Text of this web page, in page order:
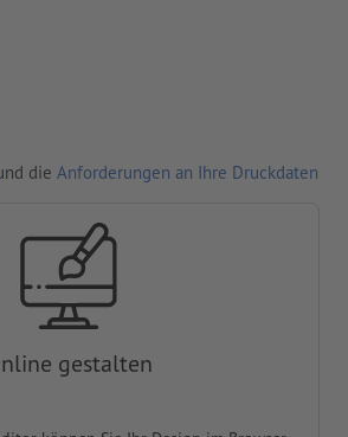
die Anforderungen an Ihre Druckdaten
gestalten